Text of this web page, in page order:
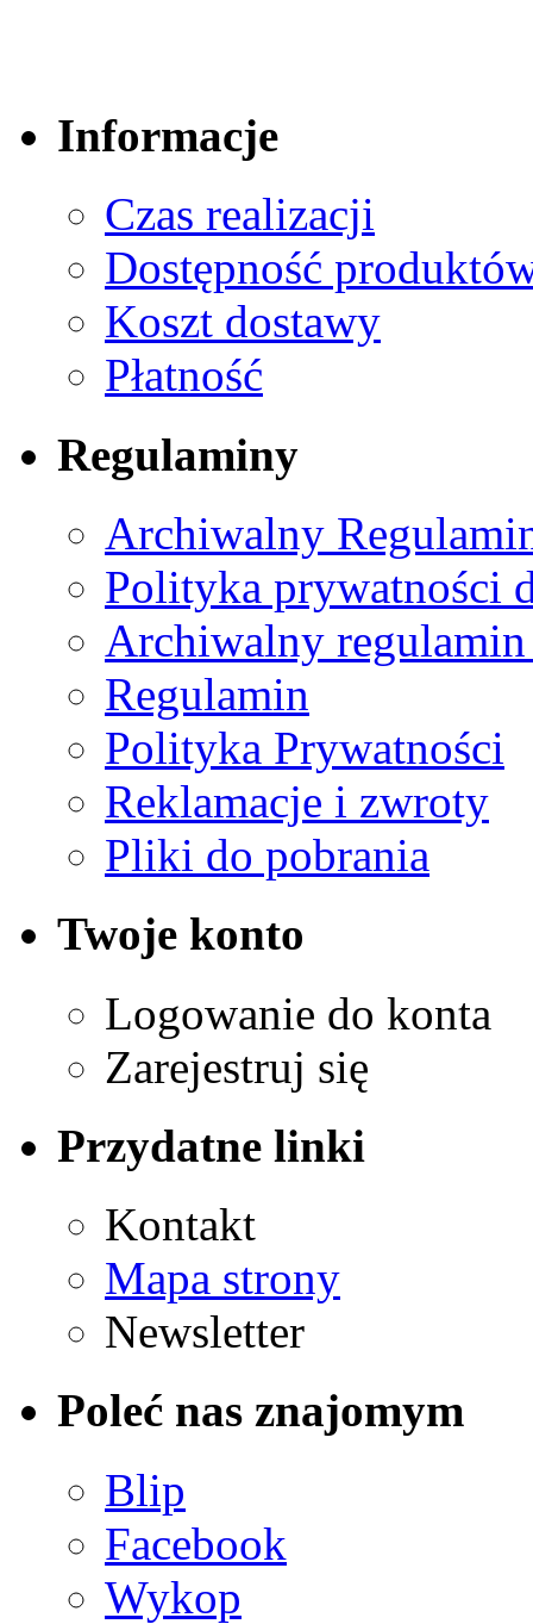
Informacje
Czas realizacji
Dostępność
Koszt dostawy
Płatność
Regulaminy
Archiwalny
Polityka prywatności
Archiwalny
Regulamin
Polityka Prywatności
Reklamacje i zwroty
Pliki do pobrania
Twoje konto
Logowanie do konta
Zarejestruj się
Przydatne linki
Kontakt
Mapa strony
Newsletter
Poleć nas znajomym
Blip
Facebook
Wykop